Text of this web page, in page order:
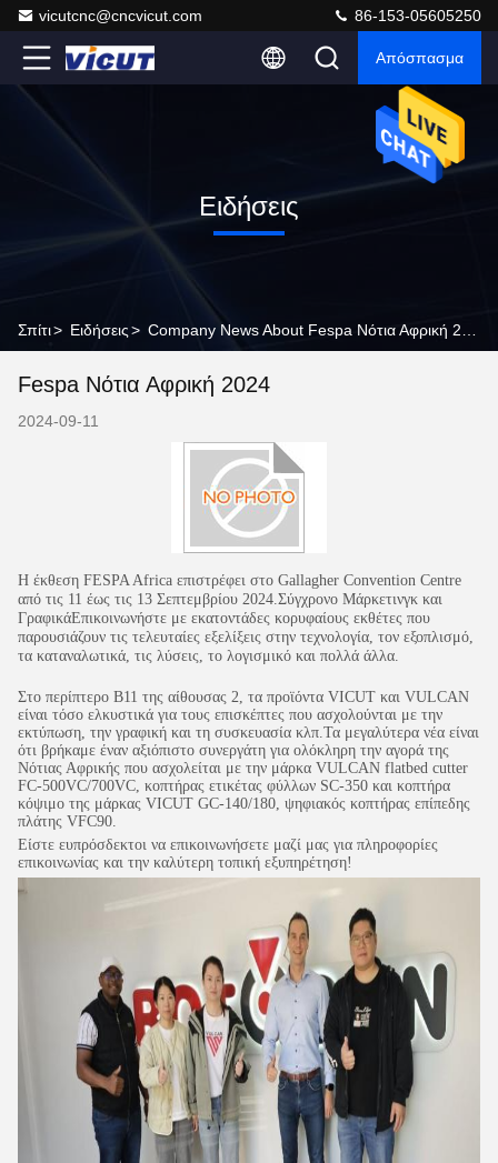
vicutcnc@cncvicut.com 86-153-05605250
Απόσπασμα
Ειδήσεις
Σπίτι> Ειδήσεις>
Fespa Νότια Αφρική 2024
2024-09-11
Η έκθεση FESPA Africa επιστρέφει στο Gallagher Convention Centre
από τις 11 έως τις 13 Σεπτεμβρίου 2024.Σύγχρονο Μάρκετινγκ και
ΓραφικάΕπικοινωνήστε με εκατοντάδες κορυφαίους εκθέτες που
παρουσιάζουν τις τελευταίες εξελίξεις στην τεχνολογία, τον εξοπλισμό,
τα καταναλωτικά, τις λύσεις, το λογισμικό και πολλά άλλα.
Στο περίπτερο Β11 της αίθουσας 2, τα προϊόντα VICUT και VULCAN
είναι τόσο ελκυστικά για τους επισκέπτες που ασχολούνται με την
εκτύπωση, την γραφική και τη συσκευασία κλπ.Τα μεγαλύτερα νέα είναι
ότι βρήκαμε έναν αξιόπιστο συνεργάτη για ολόκληρη την αγορά της
Νότιας Αφρικής που ασχολείται με την μάρκα VULCAN flatbed cutter
FC-500VC/700VC, κοπτήρας ετικέτας φύλλων SC-350 και κοπτήρα
κόψιμο της μάρκας VICUT GC-140/180, ψηφιακός κοπτήρας επίπεδης
πλάτης VFC90.
Είστε ευπρόσδεκτοι να επικοινωνήσετε μαζί μας για πληροφορίες
επικοινωνίας και την καλύτερη τοπική εξυπηρέτηση!